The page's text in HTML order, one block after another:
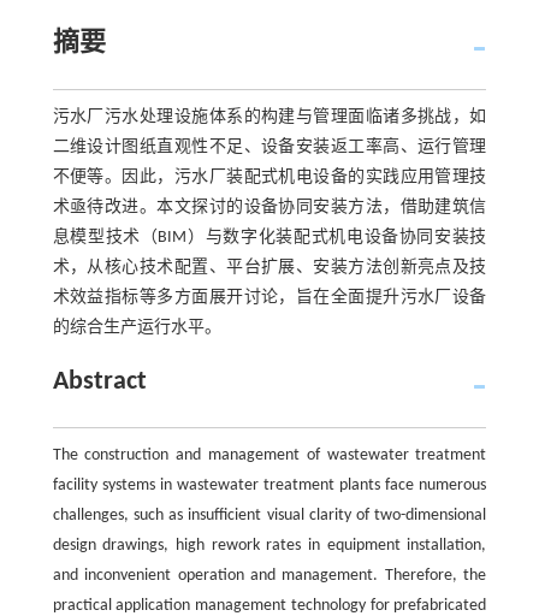
摘要
污水厂污水处理设施体系的构建与管理面临诸多挑战，如
二维设计图纸直观性不足、设备安装返工率高、运行管理
不便等。因此，污水厂装配式机电设备的实践应用管理技
术亟待改进。本文探讨的设备协同安装方法，借助建筑信
息模型技术（BIM）与数字化装配式机电设备协同安装技
术，从核心技术配置、平台扩展、安装方法创新亮点及技
术效益指标等多方面展开讨论，旨在全面提升污水厂设备
的综合生产运行水平。
Abstract
The construction and management of wastewater treatment
facility systems in wastewater treatment plants face numerous
challenges, such as insufficient visual clarity of two-dimensional
design drawings, high rework rates in equipment installation,
and inconvenient operation and management. Therefore, the
practical application management technology for prefabricated